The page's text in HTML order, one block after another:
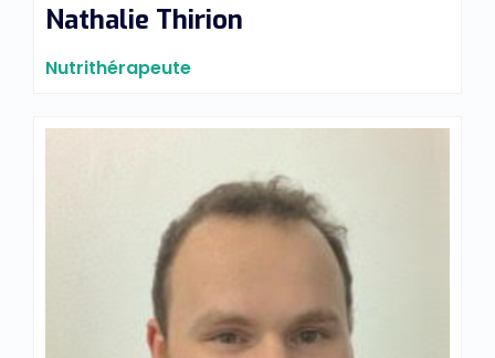
Nathalie Thirion
Nutrithérapeute